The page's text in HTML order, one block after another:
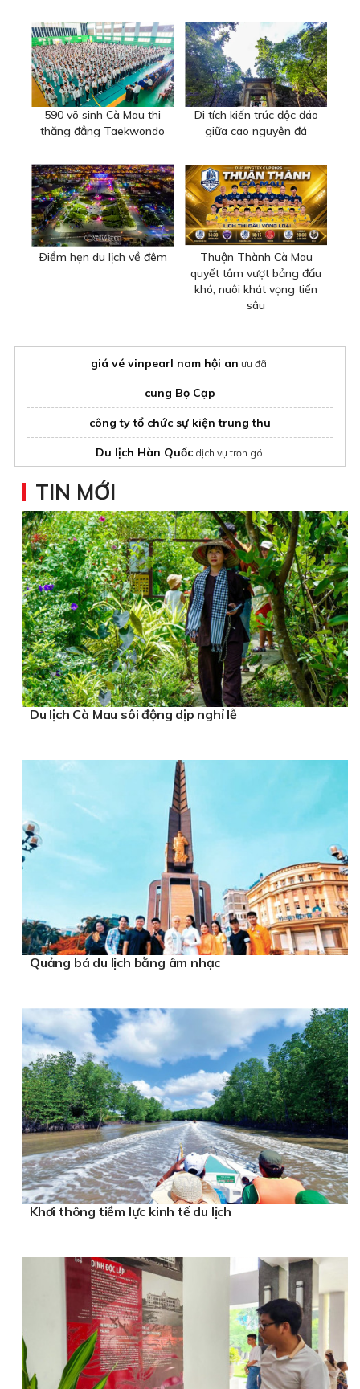
590 võ sinh Cà Mau thi
thăng đẳng Taekwondo
Di tích kiến trúc độc đáo
giữa cao nguyên đá
Ðiểm hẹn du lịch về đêm
Thuận Thành Cà Mau
quyết tâm vượt bảng đấu
khó, nuôi khát vọng tiến
sâu
giá vé vinpearl nam hội an​ ưu đãi
cung Bọ Cạp
công ty tổ chức sự kiện trung thu
Du lịch Hàn Quốcdịch vụ trọn gói
Bai Tu Long Bay Cruise 3 Days
TIN MỚI
Du lịch Cà Mau sôi động dịp nghỉ lễ
Quảng bá du lịch bằng âm nhạc
Khơi thông tiềm lực kinh tế du lịch